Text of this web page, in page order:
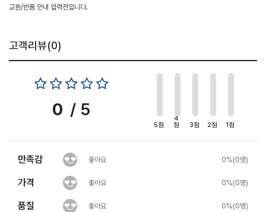
교환/반품 안내 입력전입니다.
고객리뷰(0)
0 / 5
5점
4
점
3점 2점 1점
만족감 좋아요 0%(0명)
가격 좋아요 0%(0명)
품질 좋아요 0%(0명)